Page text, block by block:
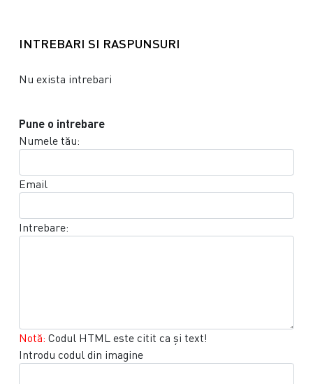
INTREBARI SI RASPUNSURI
Nu exista intrebari
Pune o intrebare
Numele tău:
Email
Intrebare:
Notă: Codul HTML este citit ca şi text!
Introdu codul din imagine